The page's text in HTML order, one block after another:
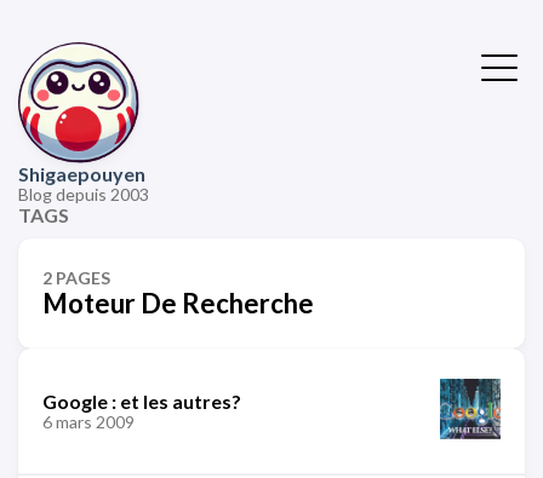
Shigaepouyen
Blog depuis 2003
TAGS
2 PAGES
Moteur De Recherche
Google : et les autres?
6 mars 2009